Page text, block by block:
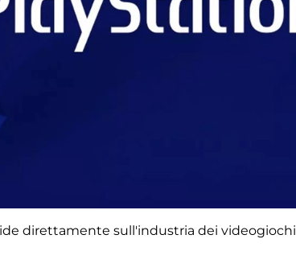
direttamente sull'industria dei videogiochi